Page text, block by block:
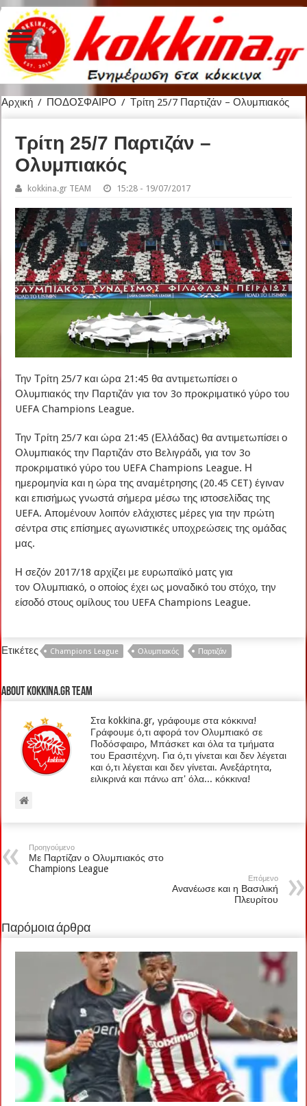
Αρχική / ΠΟΔΟΣΦΑΙΡΟ / Τρίτη 25/7 Παρτιζάν – Ολυμπιακός
Τρίτη 25/7 Παρτιζάν –
Ολυμπιακός
kokkina.gr TEAM 15:28 - 19/07/2017
Την Τρίτη 25/7 και ώρα 21:45 θα αντιμετωπίσει ο
Ολυμπιακός την Παρτιζάν για τον 3ο προκριματικό γύρο του
UEFA Champions League.
Την Τρίτη 25/7 και ώρα 21:45 (Ελλάδας) θα αντιμετωπίσει ο
Ολυμπιακός την Παρτιζάν στο Βελιγράδι, για τον 3ο
προκριματικό γύρο του UEFA Champions League. Η
ημερομηνία και η ώρα της αναμέτρησης (20.45 CET) έγιναν
και επισήμως γνωστά σήμερα μέσω της ιστοσελίδας της
UEFA. Απομένουν λοιπόν ελάχιστες μέρες για την πρώτη
σέντρα στις επίσημες αγωνιστικές υποχρεώσεις της ομάδας
μας.
Η σεζόν 2017/18 αρχίζει με ευρωπαϊκό ματς για
τον Ολυμπιακό, ο οποίος έχει ως μοναδικό του στόχο, την
είσοδό στους ομίλους του UEFA Champions League.
Ετικέτες Champions League Ολυμπιακός Παρτιζάν
About kokkina.gr TEAM
Στα kokkina.gr, γράφουμε στα κόκκινα!
Γράφουμε ό,τι αφορά τον Ολυμπιακό σε
Ποδόσφαιρο, Μπάσκετ και όλα τα τμήματα
του Ερασιτέχνη. Για ό,τι γίνεται και δεν λέγεται
και ό,τι λέγεται και δεν γίνεται. Ανεξάρτητα,
ειλικρινά και πάνω απ' όλα... κόκκινα!
Προηγούμενο
Με Παρτίζαν ο Ολυμπιακός στο
Champions League
Επόμενο
Ανανέωσε και η Βασιλική
Πλευρίτου
Παρόμοια άρθρα